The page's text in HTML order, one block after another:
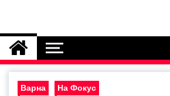
Варна На Фокус